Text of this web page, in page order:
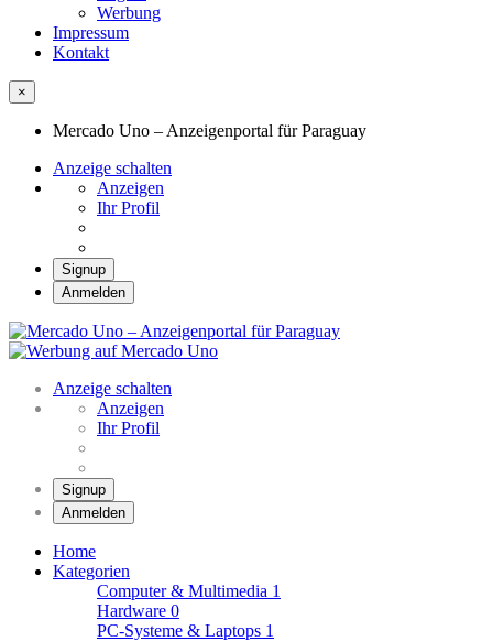
Werbung
Impressum
Kontakt
×
Mercado Uno – Anzeigenportal für Paraguay
Anzeige schalten
Anzeigen
Ihr Profil
Signup
Anmelden
Anzeige schalten
Anzeigen
Ihr Profil
Signup
Anmelden
Home
Kategorien
Computer & Multimedia 1
Hardware 0
PC-Systeme & Laptops 1